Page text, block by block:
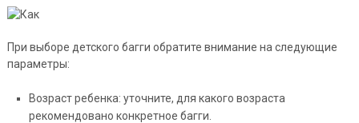
При выборе детского багги обратите внимание на следующие
параметры:
Возраст ребенка: уточните, для какого возраста
рекомендовано конкретное багги.